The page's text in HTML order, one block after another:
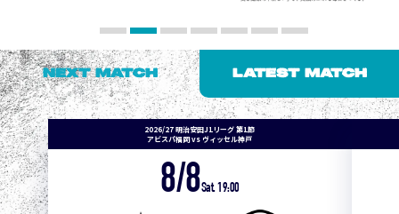
NEXT MATCH LATEST MATCH
2026/27 明治安田J1リーグ 第1節
アビスパ福岡 vs ヴィッセル神戸
8/8Sat. 19:00